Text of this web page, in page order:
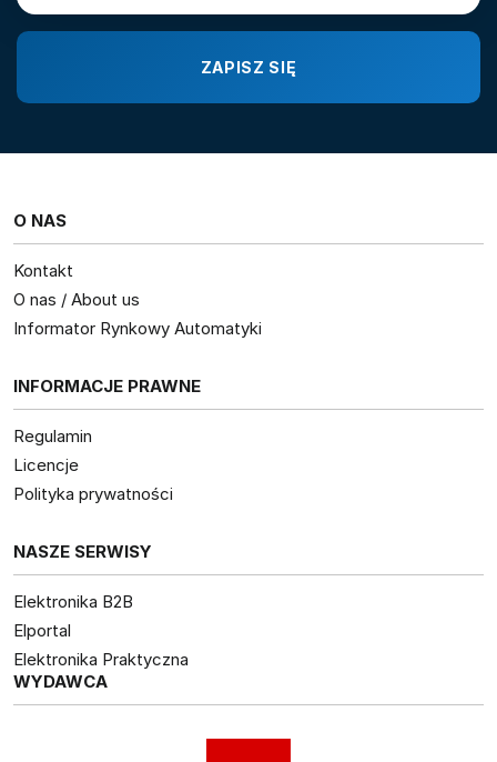
O NAS
Kontakt
O nas / About us
Informator Rynkowy Automatyki
INFORMACJE PRAWNE
Regulamin
Licencje
Polityka prywatności
NASZE SERWISY
Elektronika B2B
Elportal
Elektronika Praktyczna
WYDAWCA